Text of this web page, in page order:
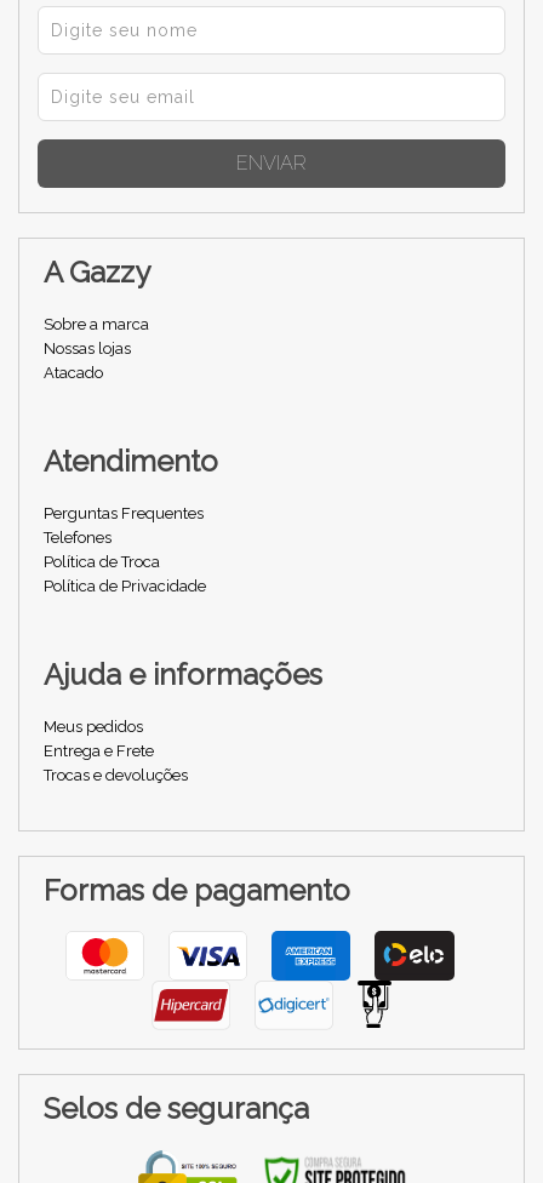
ENVIAR
A Gazzy
Sobre a marca
Nossas lojas
Atacado
Atendimento
Perguntas Frequentes
Telefones
Política de Troca
Política de Privacidade
Ajuda e informações
Meus pedidos
Entrega e Frete
Trocas e devoluções
Formas de pagamento
Selos de segurança